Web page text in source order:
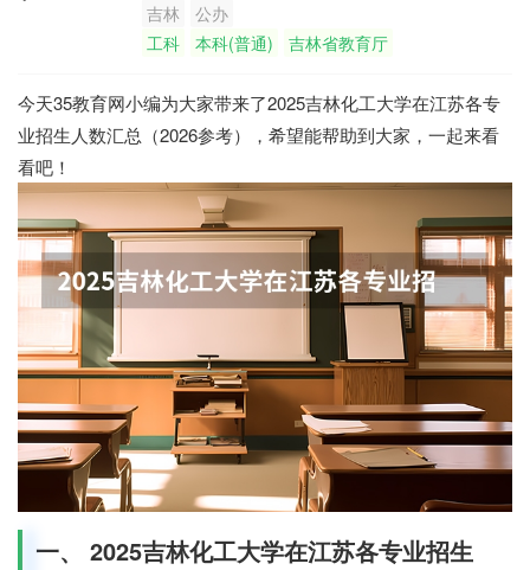
吉林
公办
工科
本科(普通) 吉林省教育厅
今天35教育网小编为大家带来了2025吉林化工大学在江苏各专
业招生人数汇总（2026参考），希望能帮助到大家，一起来看
看吧！
一、 2025吉林化工大学在江苏各专业招生